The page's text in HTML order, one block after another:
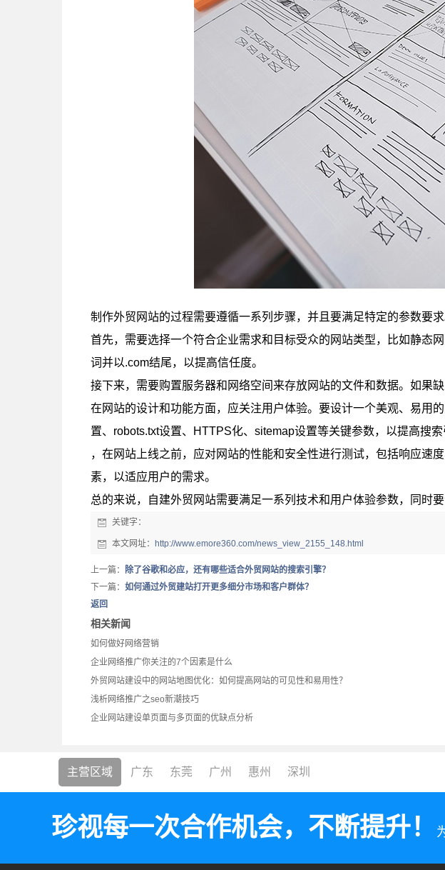
制作外贸网站的过程需要遵循一系列步骤，并且要满足特定的参数要求
首先，需要选择一个符合企业需求和目标受众的网站类型，比如静态
词并以.com结尾，以提高信任度。
接下来，需要购置服务器和网络空间来存放网站的文件和数据。如果
在网站的设计和功能方面，应关注用户体验。要设计一个美观、易用
置、robots.txt设置、HTTPS化、sitemap设置等关键参数，以提高搜索
，在网站上线之前，应对网站的性能和安全性进行测试，包括响应速
素，以适应用户的需求。
总的来说，自建外贸网站需要满足一系列技术和用户体验参数，同时
关键字：
本文网址： http://www.emore360.com/news_view_2155_148.html
上一篇：
除了谷歌和必应，还有哪些适合外贸网站的搜索引擎？
下一篇： 如何通过外贸建站打开更多细分市场和客户群体？
返回
相关新闻
如何做好网络营销
企业网络推广你关注的7个因素是什么
外贸网站建设中的网站地图优化：如何提高网站的可见性和易用性？
浅析网络推广之seo新潮技巧
企业网站建设单页面与多页面的优缺点分析
主营区域 广东 东莞 广州 惠州 深圳
珍视每一次合作机会，不断提升！